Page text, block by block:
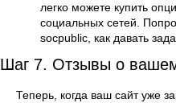
легко можете купить
социальных сетей.
socpublic, как давать
Шаг 7. Отзывы о
Теперь, когда ваш сайт уже